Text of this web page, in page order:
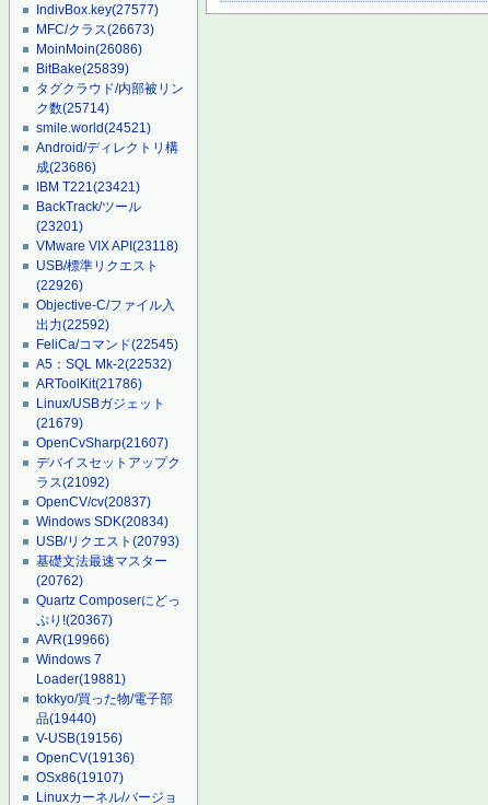
IndivBox.key(27577)
MFC/クラス(26673)
MoinMoin(26086)
BitBake(25839)
タグクラウド/内部被リン
ク数(25714)
smile.world(24521)
Android/ディレクトリ構
成(23686)
IBM T221(23421)
BackTrack/ツール
(23201)
VMware VIX API(23118)
USB/標準リクエスト
(22926)
Objective-C/ファイル入
出力(22592)
FeliCa/コマンド(22545)
A5：SQL Mk-2(22532)
ARToolKit(21786)
Linux/USBガジェット
(21679)
OpenCvSharp(21607)
デバイスセットアップク
ラス(21092)
OpenCV/cv(20837)
Windows SDK(20834)
USB/リクエスト(20793)
基礎文法最速マスター
(20762)
Quartz Composerにどっ
ぷり!(20367)
AVR(19966)
Windows 7
Loader(19881)
tokkyo/買った物/電子部
品(19440)
V-USB(19156)
OpenCV(19136)
OSx86(19107)
Linuxカーネル/バージョ